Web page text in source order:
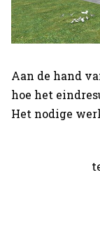
Aan de hand
hoe het
Het nodige